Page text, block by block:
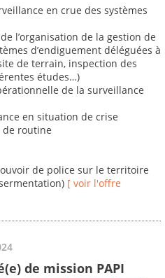
en crue des systèmes
l’organisation de la gestion de
d’endiguement déléguées à
de terrain, inspection des
études…)
de la surveillance
en situation de crise
de routine
de police sur le territoire
[ voir l'offre
de mission PAPI